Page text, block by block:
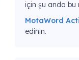
için şu anda bu
MotaWord
edinin.